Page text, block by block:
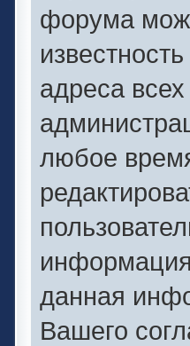
форума
адреса
любое
данная
Вашего